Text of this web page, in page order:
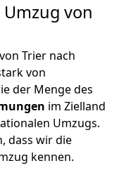
von
Trier nach
von
der Menge des
im Zielland
Umzugs.
dass wir die
kennen.